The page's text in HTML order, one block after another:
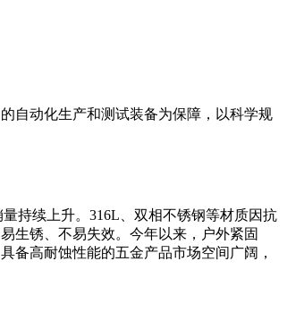
自动化生产和测试装备为保障，以科学规
持续上升。316L、双相不锈钢等材质因抗
生锈、不易失效。今年以来，户外紧固
备高耐蚀性能的五金产品市场空间广阔，